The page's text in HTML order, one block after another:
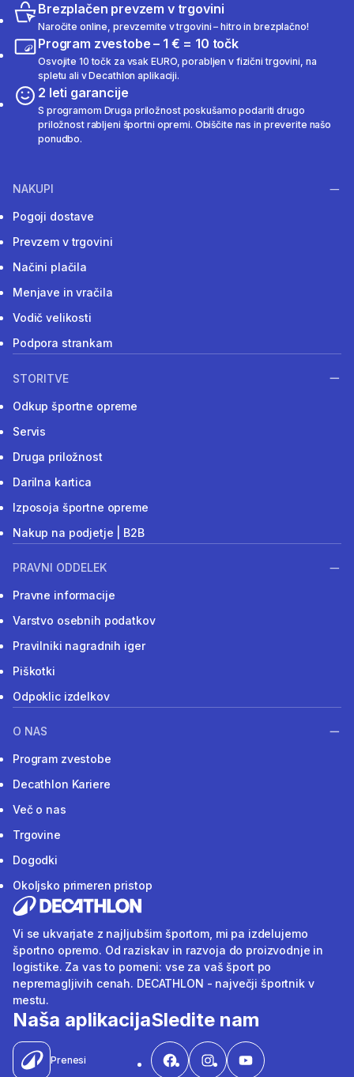
Brezplačen prevzem v trgovini
Naročite online, prevzemite v trgovini – hitro in brezplačno!
Program zvestobe – 1 € = 10 točk
Osvojite 10 točk za vsak EURO, porabljen v fizični trgovini, na
spletu ali v Decathlon aplikaciji.
2 leti garancije
S programom Druga priložnost poskušamo podariti drugo
priložnost rabljeni športni opremi. Obiščite nas in preverite našo
ponudbo.
NAKUPI
Pogoji dostave
Prevzem v trgovini
Načini plačila
Menjave in vračila
Vodič velikosti
Podpora strankam
STORITVE
Odkup športne opreme
Servis
Druga priložnost
Darilna kartica
Izposoja športne opreme
Nakup na podjetje | B2B
PRAVNI ODDELEK
Pravne informacije
Varstvo osebnih podatkov
Pravilniki nagradnih iger
Piškotki
Odpoklic izdelkov
O NAS
Program zvestobe
Decathlon Kariere
Več o nas
Trgovine
Dogodki
Okoljsko primeren pristop
Vi se ukvarjate z najljubšim športom, mi pa izdelujemo
športno opremo. Od raziskav in razvoja do proizvodnje in
logistike. Za vas to pomeni: vse za vaš šport po
nepremagljivih cenah. DECATHLON - največji športnik v
mestu.
Naša aplikacija
Prenesi
Sledite nam